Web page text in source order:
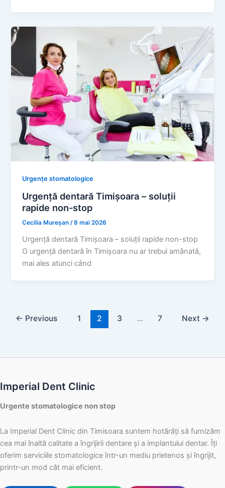
Urgențe stomatologice
Urgență dentară Timișoara – soluții
rapide non-stop
Cecilia Mureșan /8 mai 2026
Urgență dentară Timișoara – soluții rapide non-stop
O urgență dentară în Timișoara nu ar trebui amânată,
mai ales atunci când
← Previous 1 2 3 … 7 Next →
Imperial Dent Clinic
Urgente stomatologice non stop
La Imperial Dent Clinic din Timisoara suntem hotărâți să furnizăm
cea mai înaltă calitate a îngrijirii dentare și a implantului dentar. Îți
oferim serviciile stomatologice într-un mediu prietenos și îngrijit,
printr-un mod cât mai eficient.